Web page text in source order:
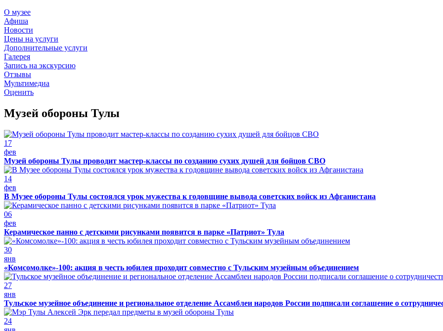
О музее
Афиша
Новости
Цены на услуги
Дополнительные услуги
Галерея
Запись на экскурсию
Отзывы
Мультимедиа
Оценить
Музей обороны Тулы
17
фев
Музей обороны Тулы проводит мастер-классы по созданию сухих душей для бойцов СВО
14
фев
В Музее обороны Тулы состоялся урок мужества к годовщине вывода советских войск из Афганистана
06
фев
Керамическое панно с детскими рисунками появится в парке «Патриот» Тула
30
янв
«Комсомолке»-100: акция в честь юбилея проходит совместно с Тульским музейным объединением
27
янв
Тульское музейное объединение и региональное отделение Ассамблеи народов России подписали соглашение о
24